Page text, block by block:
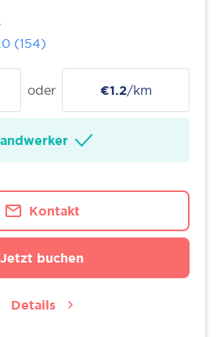
(154)
oder €1.2/km
Kontakt
Jetzt buchen
Details